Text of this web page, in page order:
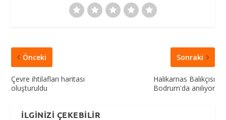
Önceki
Çevre ihtilafları haritası
oluşturuldu
Sonraki
Halikarnas Balıkçısı
Bodrum'da anılıyor
İLGINIZI ÇEKEBILIR